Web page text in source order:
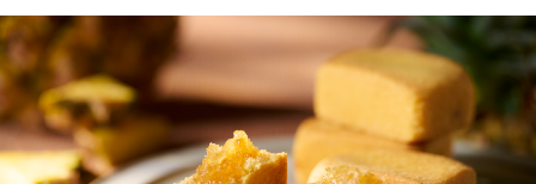
歷史沿革
文化生活誌
24節氣文化
漢餅文化
漢餅文化館
文化體驗
產品服務
產品介紹
企業客製贈禮區
預約品鑑
喜餅預約
企業永續
企業永續發展 ESG
最新消息
聯絡我們